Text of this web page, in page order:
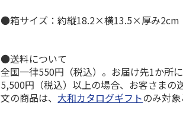
●箱サイズ：約縦18.2×横13.5×厚み2cm
●送料について
全国一律550円（税込）。お届け先1か所
5,500円（税込）以上の場合、お客さまの
文の商品は、 大和カタログギフトのみ対象